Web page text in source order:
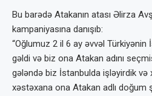
Bu barədə Atakanın atası Əlirza
kampaniyasına danışıb:
“Oğlumuz 2 il 6 ay əvvəl
gəldi və biz ona Atakan adını
gələndə biz İstanbulda işləyirdik və
xəstəxana ona Atakan adlı doğum